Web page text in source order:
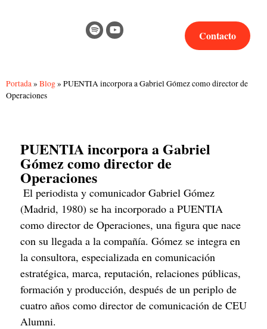
Contacto
Portada» Blog» PUENTIA incorpora a Gabriel Gómez como director de
Operaciones
PUENTIA incorpora a Gabriel
Gómez como director de
Operaciones
(Madrid, 1980) se ha incorporado a PUENTIA
como director de Operaciones, una figura que nace
con su llegada a la compañía. Gómez se integra en
la consultora, especializada en comunicación
estratégica, marca, reputación, relaciones públicas,
formación y producción, después de un periplo de
cuatro años como director de comunicación de CEU
Alumni.